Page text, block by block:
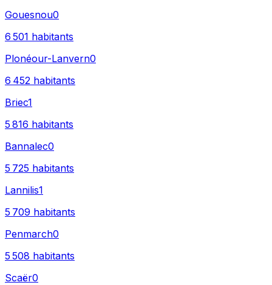
Gouesnou0
6 501 habitants
Plonéour-Lanvern0
6 452 habitants
Briec1
5 816 habitants
Bannalec0
5 725 habitants
Lannilis1
5 709 habitants
Penmarch0
5 508 habitants
Scaër0